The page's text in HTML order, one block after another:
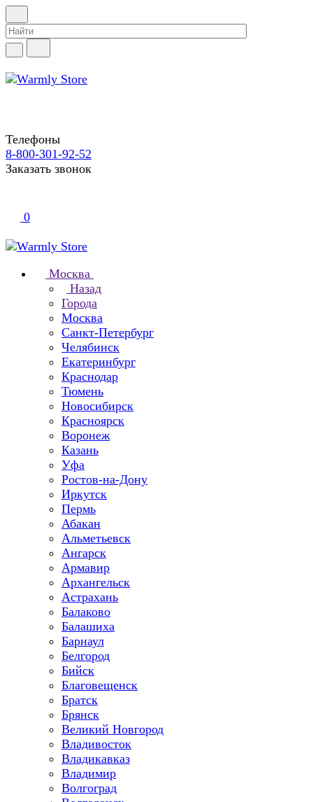
Телефоны
8-800-301-92-52
Заказать звонок
0
Москва
Назад
Города
Москва
Санкт-Петербург
Челябинск
Екатеринбург
Краснодар
Тюмень
Новосибирск
Красноярск
Воронеж
Казань
Уфа
Ростов-на-Дону
Иркутск
Пермь
Абакан
Альметьевск
Ангарск
Армавир
Архангельск
Астрахань
Балаково
Балашиха
Барнаул
Белгород
Бийск
Благовещенск
Братск
Брянск
Великий Новгород
Владивосток
Владикавказ
Владимир
Волгоград